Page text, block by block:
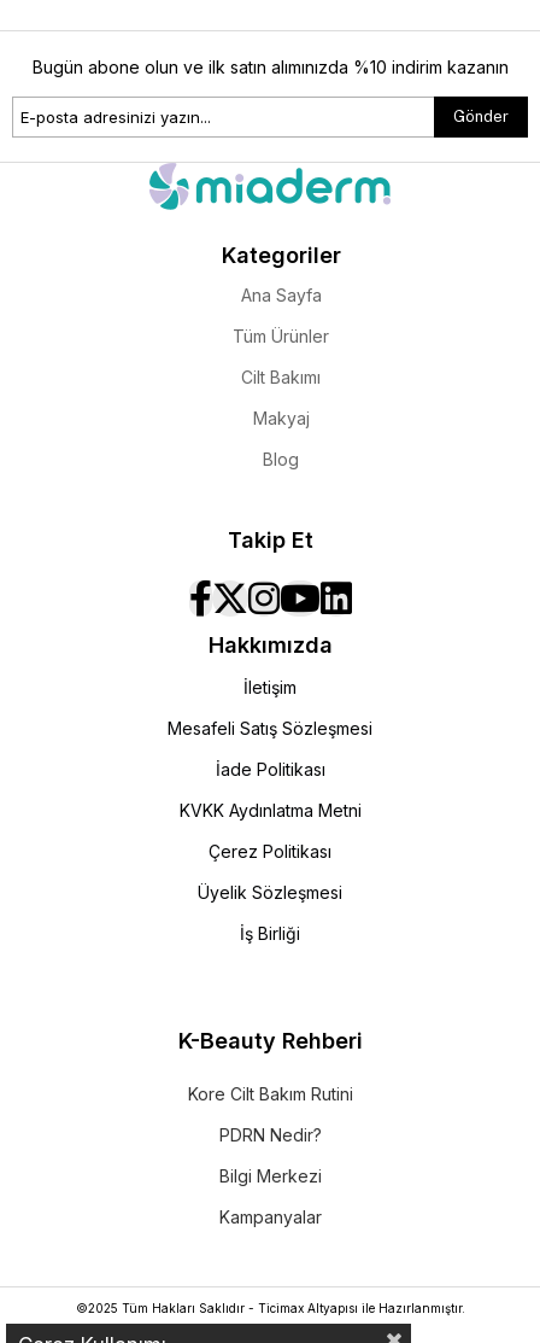
Bugün abone olun ve ilk satın alımınızda %10 indirim kazanın
Gönder
Kategoriler
Ana Sayfa
Tüm Ürünler
Cilt Bakımı
Makyaj
Blog
Takip Et
Hakkımızda
İletişim
Mesafeli Satış Sözleşmesi
İade Politikası
KVKK Aydınlatma Metni
Çerez Politikası
Üyelik Sözleşmesi
İş Birliği
K-Beauty Rehberi
Kore Cilt Bakım Rutini
PDRN Nedir?
Bilgi Merkezi
Kampanyalar
©2025 Tüm Hakları Saklıdır - Ticimax Altyapısı ile Hazırlanmıştır.